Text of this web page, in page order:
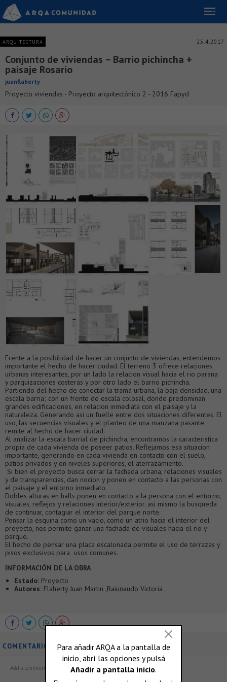
ARQUITECTURA 25.4.2017
Conjunto de viviendas – Barrio pichincha +
paisaje Rosario
juanflaherty
Proyecto viviendas - Proyecto arquitectónico 2 - 2016 Fapyd
Frente a la posibilidad de hacer un conjunto de viviendas, entendemos
importante el hecho de hacer ciudad. El terreno 3 ofrece relaciones
urbanas interesantes, por un lado la relacion visual hacia el rio parana
y parquizaciones costeras y por otro lado el barrio pichincha.
Partiendo del hecho de conectar la trama urbana, la baja densidad, una
escala barria; con un frente de escala colosal, donde predominan
grandes edificaciones, en relacion inmediata con el paisaje y la
naturaleza. Generando asi un fuelle entre dos situaciones diferentes. El
uso, las secuencias visuales y el planteo de una manzana pasante,
remite al hecho de hacer ciudad.
Al analizar la escala barrial de pichincha, encontramos la caracteristica
propia de cada vivienda de poseer patios. Reflejamos esa situacion
importante, generando en cada vivienda en contacto con el suelo,
patios privados y en niveles superiores, el aterrazamiento.
Si bien el proyecto busca cerrar la fachada urbana, relaciones visuales
y de transparencias, dan nocion y ponen en contacto a las personas con
el paisaje y el entorno inmediato.
Dobles alturas en halls ponen en contacto a la persona con el entorno,
visuales, reflejos y relaciones interior/exterior. asi mismo la busqueda
de continuar, contagiar el interior del parque norte.
Pensar la esquina como un vacio, como un atrio hacia el interior del
proyecto, nos permite ganar una fachada de visuales hacia el rio y
parque.
El hecho de pensar una placa escalonada permite el uso de terrazas y
pisos exclusivos para usos comunes.
INFORMACIÓN DE LA OBRA
Estado: Proyecto
Autores: Flaherty Juan Martin ,Raiunaudo Victoria
COMENTARIOS